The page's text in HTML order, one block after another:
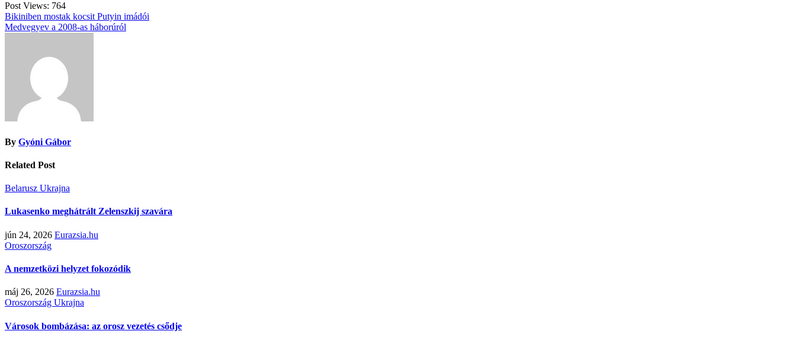
Post Views: 764
Bejegyzés
navigáció
Bikiniben mostak kocsit Putyin imádói
Medvegyev a 2008-as háborúról
By Gyóni Gábor
Related Post
Belarusz Ukrajna
Lukasenko meghátrált Zelenszkij szavára
jún 24, 2026 Eurazsia.hu
Oroszország
A nemzetközi helyzet fokozódik
máj 26, 2026 Eurazsia.hu
Oroszország Ukrajna
Városok bombázása: az orosz vezetés csődje